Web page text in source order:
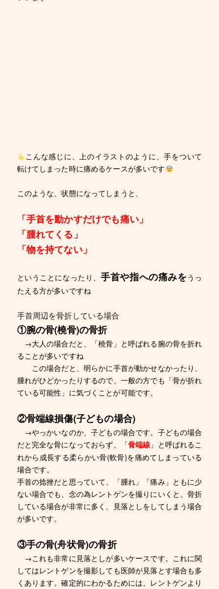
こんな感じに、上のイラストのように、手をついて
転けてしまった時に痛めるケースが多いです
このような、状態になってしまうと、
「手首を動かすだけでも痛い」
「腫れてくる」
「物を持てない」
ということになったり、手首や指への痛みをうっ
たえる方が多いですね
手首周辺を骨折している場合
①腕の骨(橈骨)の骨折
→大人の場合だと、「橈骨」と呼ばれる腕の骨を折れ
ることが多いですね
この場合だと、明らかに手首が動かせなかったり、
腫れがひどかったりするので、一般の方でも「骨が折れ
ている可能性」に気づくことが可能です。
②骨端線損傷(子どもの場合)
→やっかいなのか、子どもの場合です。子どもの場合
だと完全な骨になっておらず、「骨端線 」と呼ばれるこ
れから成長する柔らかい骨(軟骨)を痛めてしまっている
場合です。
手首の捻挫だと思っていて、「腫れ」「痛み」ともに少
ない場合でも、念の為レントゲンを撮りにいくと、骨折
している場合が非常に多く、見落としをしてしまう場合
が多いです。
③手の骨(舟状骨)の骨折
→これも非常に見落としが多いケースです。これに関
してはレントゲンを撮影しても医師が見落とす場合も多
くあります。確定的にわかるためには、レントゲンより